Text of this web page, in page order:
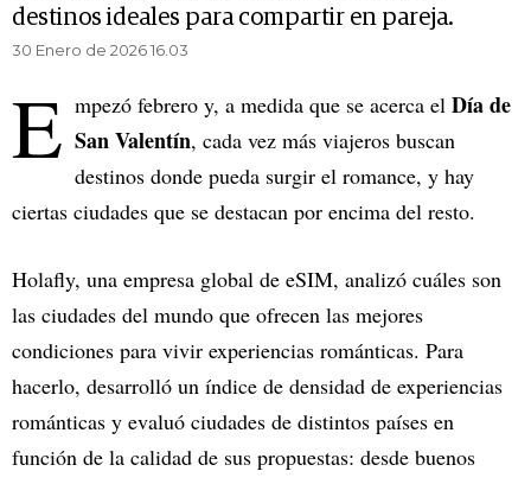
destinos ideales para compartir en pareja.
30 Enero de 2026 16.03
E mpezó febrero y, a medida que se acerca el Día de
San Valentín, cada vez más viajeros buscan
destinos donde pueda surgir el romance, y hay
ciertas ciudades que se destacan por encima del resto.
Holafly, una empresa global de eSIM, analizó cuáles son
las ciudades del mundo que ofrecen las mejores
condiciones para vivir experiencias románticas. Para
hacerlo, desarrolló un índice de densidad de experiencias
románticas y evaluó ciudades de distintos países en
función de la calidad de sus propuestas: desde buenos